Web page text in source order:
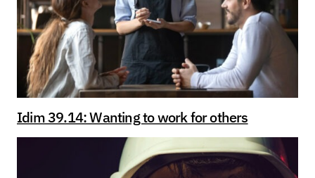
Idim 39.14: Wanting to work for others